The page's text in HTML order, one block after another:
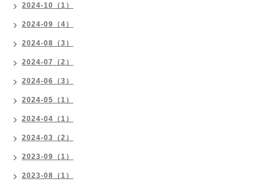
2024-10（1）
2024-09（4）
2024-08（3）
2024-07（2）
2024-06（3）
2024-05（1）
2024-04（1）
2024-03（2）
2023-09（1）
2023-08（1）